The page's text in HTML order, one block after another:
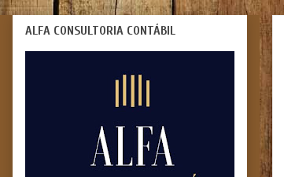
ALFA CONSULTORIA CONTÁBIL